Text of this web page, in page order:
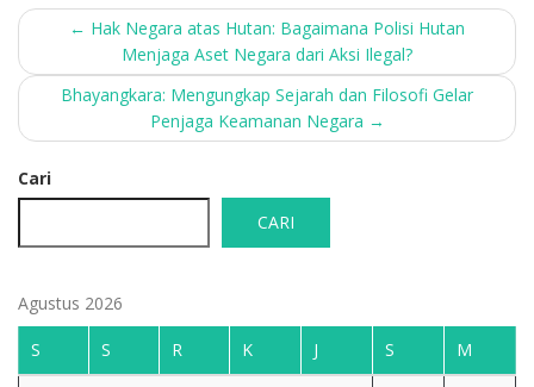
Post
navigation
← Hak Negara atas Hutan: Bagaimana Polisi Hutan
Menjaga Aset Negara dari Aksi Ilegal?
Bhayangkara: Mengungkap Sejarah dan Filosofi Gelar
Penjaga Keamanan Negara →
Cari
CARI
Agustus 2026
S S R K J S M